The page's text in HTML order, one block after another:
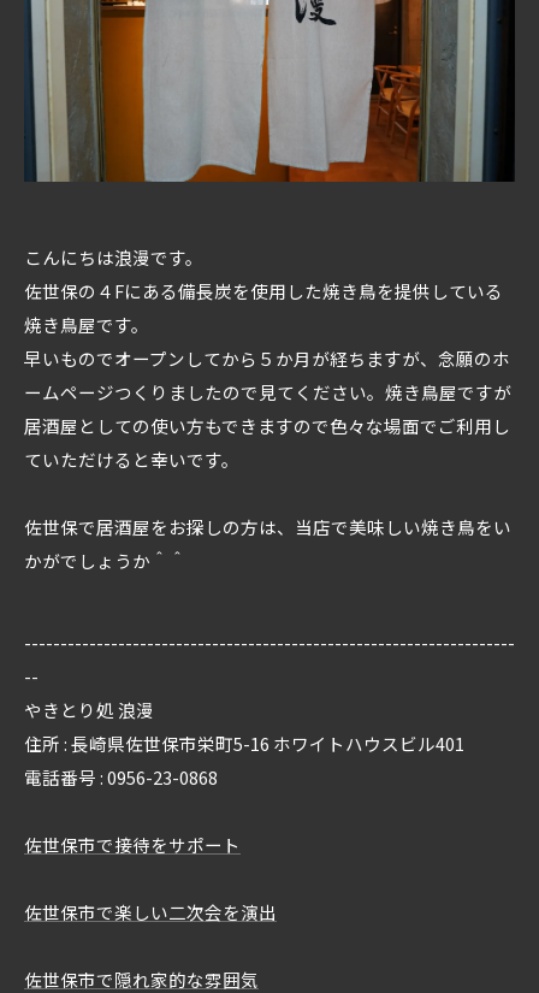
こんにちは浪漫です。
佐世保の４Fにある備長炭を使用した焼き鳥を提供している
焼き鳥屋です。
早いものでオープンしてから５か月が経ちますが、念願のホ
ームページつくりましたので見てください。焼き鳥屋ですが
居酒屋としての使い方もできますので色々な場面でご利用し
ていただけると幸いです。
佐世保で居酒屋をお探しの方は、当店で美味しい焼き鳥をい
かがでしょうか＾＾
--------------------------------------------------------------------
--
やきとり処 浪漫
住所 : 長崎県佐世保市栄町5-16 ホワイトハウスビル401
電話番号 : 0956-23-0868
佐世保市で接待をサポート
佐世保市で楽しい二次会を演出
佐世保市で隠れ家的な雰囲気